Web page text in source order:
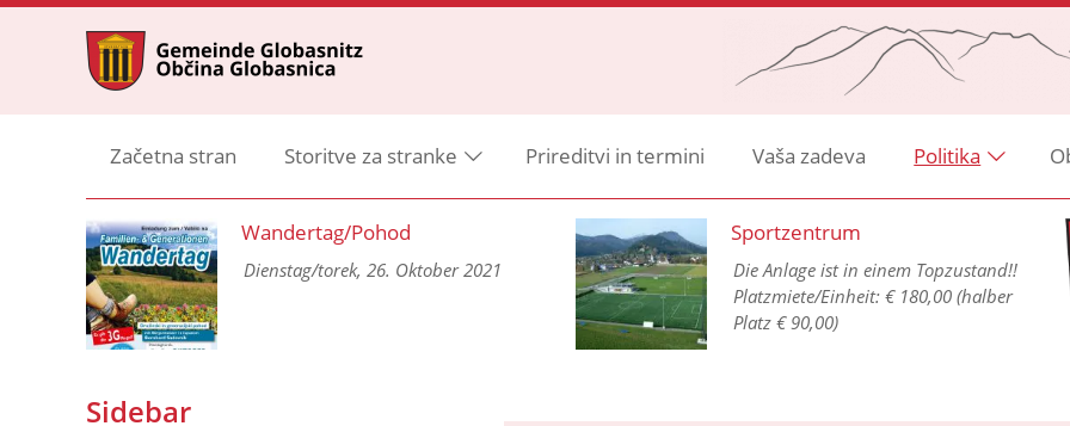
Začetna stran Storitve za stranke Prireditvi in termini Vaša zadeva Politika
Wandertag/Pohod
Dienstag/torek, 26. Oktober 2021
Sportzentrum
Die Anlage ist in einem Topzustand!!
Platzmiete/Einheit: € 180,00 (halber
Platz € 90,00)
Sidebar